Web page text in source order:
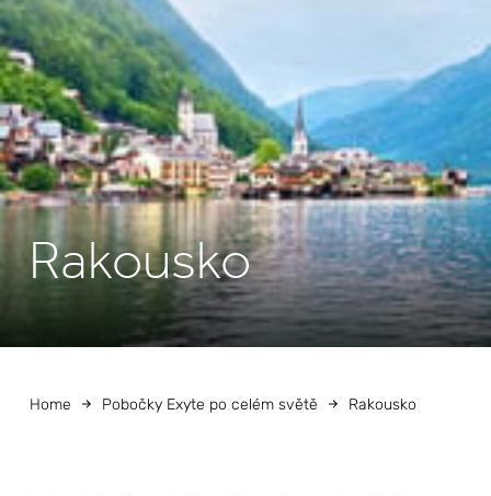
Vyhledávání
Rakousko
Home Pobočky Exyte po celém světě Rakousko